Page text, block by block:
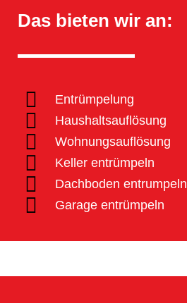
Das bieten wir an:
Entrümpelung
Haushaltsauflösung
Wohnungsauflösung
Keller entrümpeln
Dachboden entrumpeln
Garage entrümpeln